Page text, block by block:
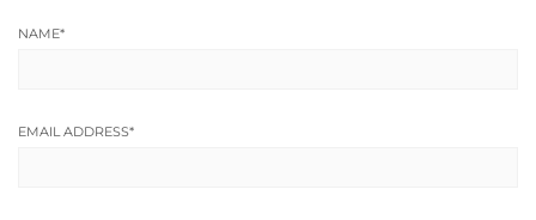
NAME*
EMAIL ADDRESS*